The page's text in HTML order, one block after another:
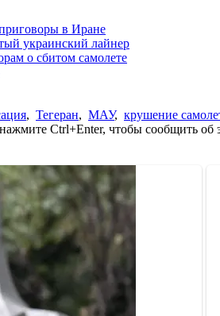
в Иране
украинский лайнер
о сбитом самолете
, Тегеран, МАУ, крушение
Ctrl+Enter, чтобы сообщить об